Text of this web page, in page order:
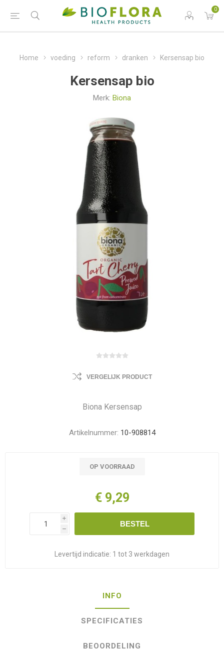
0
Home voeding reform dranken Kersensap bio
Kersensap bio
Merk: Biona
VERGELIJK PRODUCT
Biona Kersensap
Artikelnummer: 10-908814
OP VOORRAAD
€ 9,29
i
h
BESTEL
Levertijd indicatie: 1 tot 3 werkdagen
INFO
SPECIFICATIES
BEOORDELING